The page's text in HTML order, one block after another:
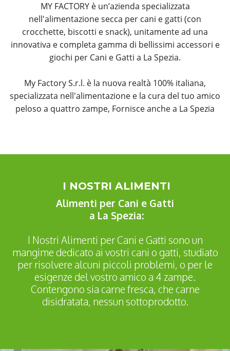
MY FACTORY è un’azienda specializzata
nell'alimentazione secca per cani e gatti (con
crocchette, biscotti e snack), unitamente ad una
innovativa e completa gamma di bellissimi accessori e
giochi per Cani e Gatti a La Spezia.
My Factory S.r.l. è la nuova realtà 100% italiana,
specializzata nell'alimentazione e la cura del tuo amico
peloso a quattro zampe, Fornisce anche a La Spezia
I NOSTRI ALIMENTI
Alimenti per Cani e Gatti
a La Spezia:
I Nostri Alimenti per Cani e Gatti sono un
mangime dedicato ai vostri cani o gatti, studiato
per risolvere alcuni piccoli problemi, o per le
esigenze del vostro amico a 4 zampe.
Contengono sia carne fresca, che carne
disidratata, nessun sottoprodotto.